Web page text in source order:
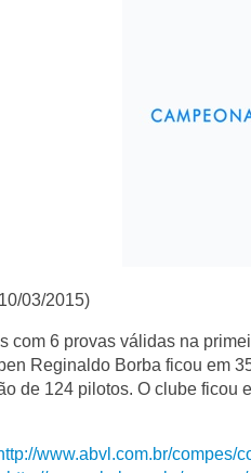
03/2015)
com 6 provas válidas na
Reginaldo Borba ficou em
de 124 pilotos. O clube ficou
www.abvl.com.br/compes/